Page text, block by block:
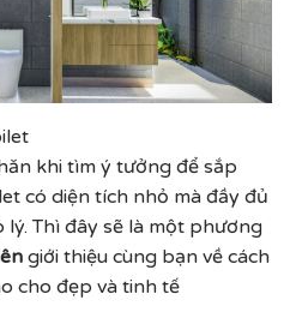
khi tìm ý tưởng để sắp
có diện tích nhỏ mà đầy đủ
Thì đây sẽ là một phương
giới thiệu cùng bạn về cách
cho đẹp và tinh tế